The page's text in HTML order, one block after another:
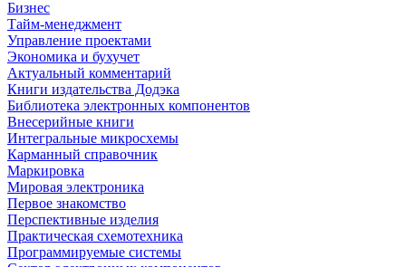
Бизнес
Тайм-менеджмент
Управление проектами
Экономика и бухучет
Актуальный комментарий
Книги издательства Додэка
Библиотека электронных компонентов
Внесерийные книги
Интегральные микросхемы
Карманный справочник
Маркировка
Мировая электроника
Первое знакомство
Перспективные изделия
Практическая схемотехника
Программируемые системы